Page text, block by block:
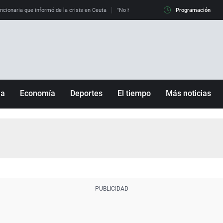
que informó de la crisis en Ceuta "No hay mafias, que no nos engañen":
Programación
Economía Deportes El tiempo Más noticias